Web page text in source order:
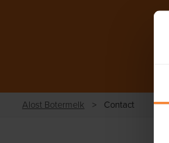
Alost Botermelk > Contact